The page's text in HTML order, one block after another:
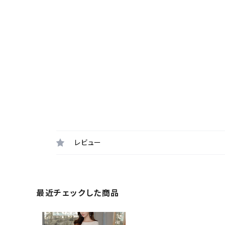
レビュー
最近チェックした商品